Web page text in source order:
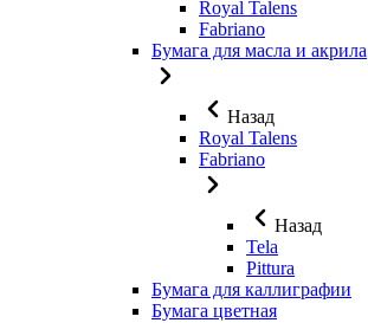
Royal Talens
Fabriano
Бумага для масла и акрила
Назад
Royal Talens
Fabriano
Назад
Tela
Pittura
Бумага для каллиграфии
Бумага цветная